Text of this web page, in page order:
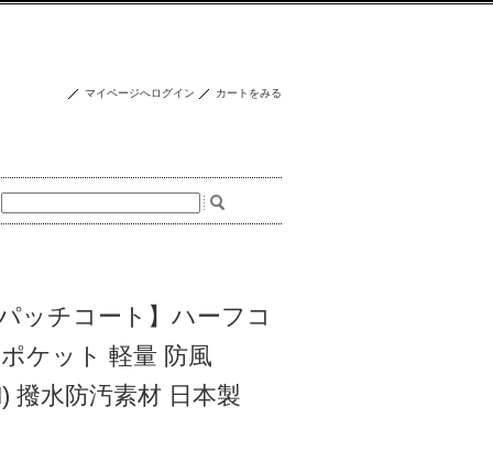
マイページへログイン カートをみる
ッチコート】ハーフコ
ケット 軽量 防風
撥水防汚素材 日本製